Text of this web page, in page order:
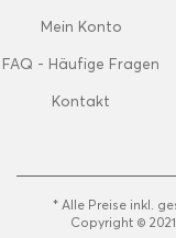
Mein Konto
FAQ - Häufige Fragen
Kontakt
* Alle Preise inkl.
Copyright ©